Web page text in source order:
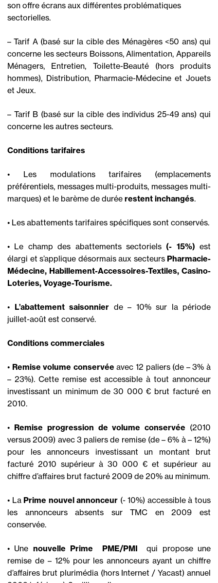
son offre écrans aux différentes problématiques
sectorielles.
– Tarif A (basé sur la cible des Ménagères <50 ans) qui
concerne les secteurs Boissons, Alimentation, Appareils
Ménagers, Entretien, Toilette-Beauté (hors produits
hommes), Distribution, Pharmacie-Médecine et Jouets
et Jeux.
– Tarif B (basé sur la cible des individus 25-49 ans) qui
concerne les autres secteurs.
Conditions tarifaires
• Les modulations tarifaires (emplacements
préférentiels, messages multi-produits, messages multi-
marques) et le barème de durée restent inchangés.
• Les abattements tarifaires spécifiques sont conservés.
• Le champ des abattements sectoriels (- 15%) est
élargi et s’applique désormais aux secteurs Pharmacie-
Médecine, Habillement-Accessoires-Textiles, Casino-
Loteries, Voyage-Tourisme.
• L’abattement saisonnier de – 10% sur la période
juillet-août est conservé.
Conditions commerciales
• Remise volume conservée avec 12 paliers (de – 3% à
– 23%). Cette remise est accessible à tout annonceur
investissant un minimum de 30 000 € brut facturé en
2010.
• Remise progression de volume conservée (2010
versus 2009) avec 3 paliers de remise (de – 6% à – 12%)
pour les annonceurs investissant un montant brut
facturé 2010 supérieur à 30 000 € et supérieur au
chiffre d’affaires brut facturé 2009 de 20% au minimum.
• La Prime nouvel annonceur (- 10%) accessible à tous
les annonceurs absents sur TMC en 2009 est
conservée.
• Une nouvelle Prime  PME/PMI 
qui propose une
remise de – 12% pour les annonceurs ayant un chiffre
d’affaires brut plurimédia (hors Internet / Yacast) annuel